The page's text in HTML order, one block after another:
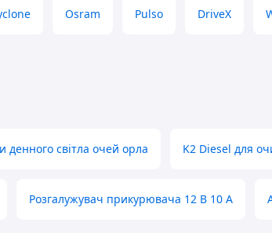
Osram Pulso DriveX
денного світла очей орла K2 Diesel для
Розгалужувач прикурювача 12 В 10 А